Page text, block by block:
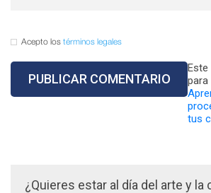
Acepto los términos legales
para
tus
¿Quieres estar al día del arte y la